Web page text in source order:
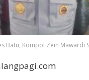
Batu, Kompol Zein Mawardi